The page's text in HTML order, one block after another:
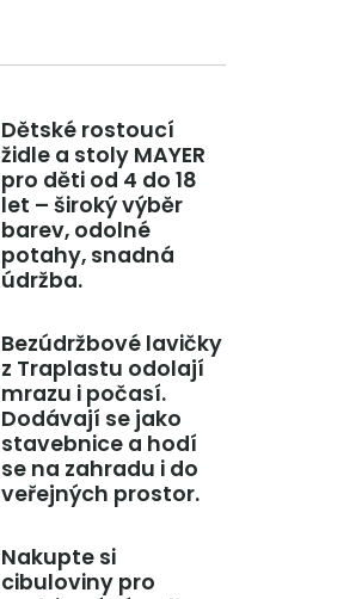
Dětské rostoucí
židle a stoly MAYER
pro děti od 4 do 18
let – široký výběr
barev, odolné
potahy, snadná
údržba.
Bezúdržbové lavičky
z Traplastu odolají
mrazu i počasí.
Dodávají se jako
stavebnice a hodí
se na zahradu i do
veřejných prostor.
Nakupte si
cibuloviny pro